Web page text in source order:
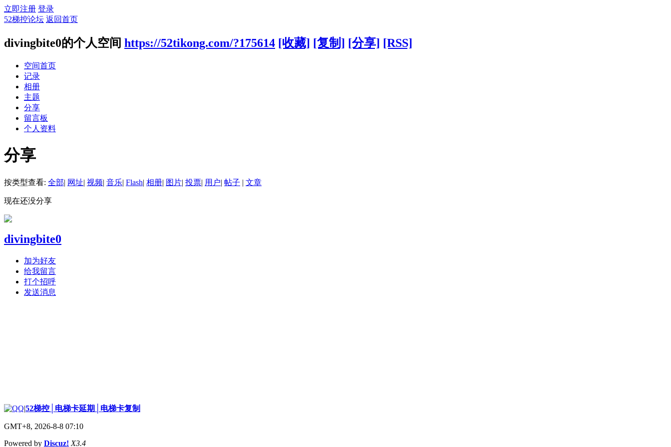
立即注册 登录
52梯控论坛 返回首页
divingbite0的个人空间 https://52tikong.com/?175614 [收藏] [复制] [分享] [RSS]
空间首页
记录
相册
主题
分享
留言板
个人资料
分享
按类型查看: 全部| 网址| 视频| 音乐| Flash| 相册| 图片| 投票| 用户| 帖子 | 文章
现在还没分享
divingbite0
加为好友
给我留言
打个招呼
发送消息
|52梯控│电梯卡延期│电梯卡复制
GMT+8, 2026-8-8 07:10
Powered by Discuz! X3.4